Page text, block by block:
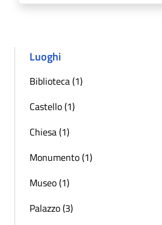
Luoghi
Biblioteca (1)
Castello (1)
Chiesa (1)
Monumento (1)
Museo (1)
Palazzo (3)